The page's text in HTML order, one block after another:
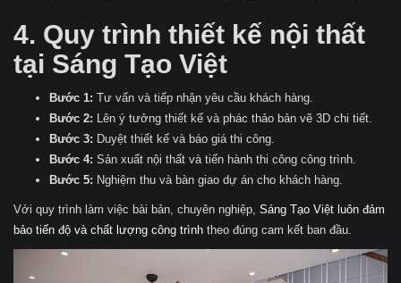
4. Quy trình thiết kế nội thất
tại Sáng Tạo Việt
Bước 1: Tư vấn và tiếp nhận yêu cầu khách hàng.
Bước 2: Lên ý tưởng thiết kế và phác thảo bản vẽ 3D chi tiết.
Bước 3: Duyệt thiết kế và báo giá thi công.
Bước 4: Sản xuất nội thất và tiến hành thi công công trình.
Bước 5: Nghiệm thu và bàn giao dự án cho khách hàng.
Với quy trình làm việc bài bản, chuyên nghiệp, Sáng Tạo Việt luôn đảm
bảo tiến độ và chất lượng công trình theo đúng cam kết ban đầu.